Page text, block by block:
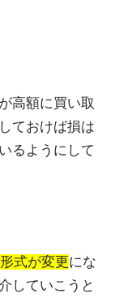
高額に買い取
ておけば損は
るようにして
式が変更 にな
していこうと